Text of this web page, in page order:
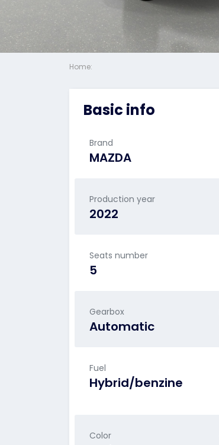
Home:
Basic info
Brand
MAZDA
Production year
2022
Seats number
5
Gearbox
Automatic
Fuel
Hybrid/benzine
Color